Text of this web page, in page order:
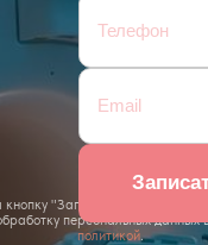
"Записаться на
персональных данных
политикой.